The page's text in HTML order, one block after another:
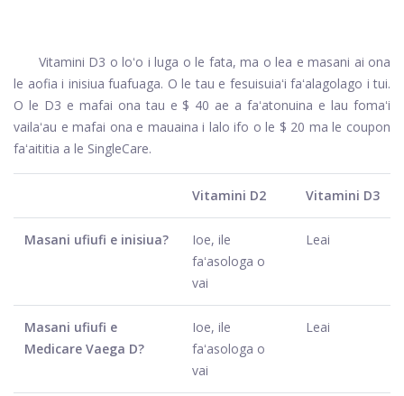
Vitamini D3 o loʻo i luga o le fata, ma o lea e masani ai ona
le aofia i inisiua fuafuaga. O le tau e fesuisuiaʻi faʻalagolago i tui.
O le D3 e mafai ona tau e $ 40 ae a faʻatonuina e lau fomaʻi
vailaʻau e mafai ona e mauaina i lalo ifo o le $ 20 ma le coupon
faʻaititia a le SingleCare.
Vitamini D2 Vitamini D3
Masani ufiufi e inisiua?
Ioe, ile
faʻasologa o
vai
Leai
Masani ufiufi e
Medicare Vaega D?
Ioe, ile
faʻasologa o
vai
Leai